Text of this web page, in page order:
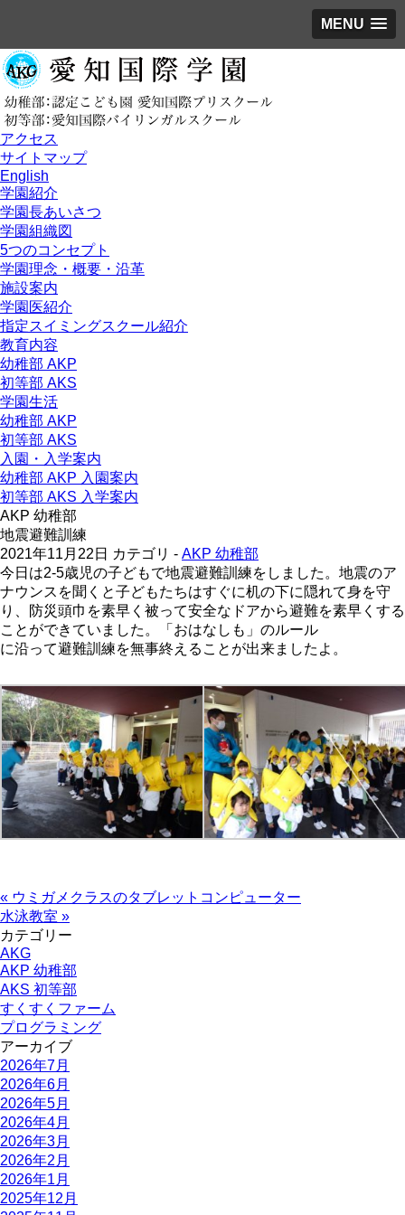
MENU
アクセス
サイトマップ
English
学園紹介
学園長あいさつ
学園組織図
5つのコンセプト
学園理念・概要・沿革
施設案内
学園医紹介
指定スイミングスクール紹介
教育内容
幼稚部 AKP
初等部 AKS
学園生活
幼稚部 AKP
初等部 AKS
入園・入学案内
幼稚部 AKP 入園案内
初等部 AKS 入学案内
AKP 幼稚部
地震避難訓練
2021年11月22日 カテゴリ - AKP 幼稚部
今日は2-5歳児の子どもで地震避難訓練をしました。地震のア
ナウンスを聞くと子どもたちはすぐに机の下に隠れて身を守
り、防災頭巾を素早く被って安全なドアから避難を素早くする
ことができていました。「おはなしも」のルール
に沿って避難訓練を無事終えることが出来ましたよ。
« ウミガメクラスのタブレットコンピューター
水泳教室 »
カテゴリー
AKG
AKP 幼稚部
AKS 初等部
すくすくファーム
プログラミング
アーカイブ
2026年7月
2026年6月
2026年5月
2026年4月
2026年3月
2026年2月
2026年1月
2025年12月